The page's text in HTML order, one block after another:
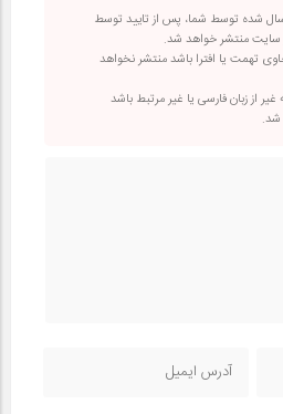
شده توسط شما، پس از تایید توسط
سایت منتشر خواهد شد.
تهمت یا افترا باشد منتشر نخواهد
غیر از زبان فارسی یا غیر مرتبط باشد
شد.